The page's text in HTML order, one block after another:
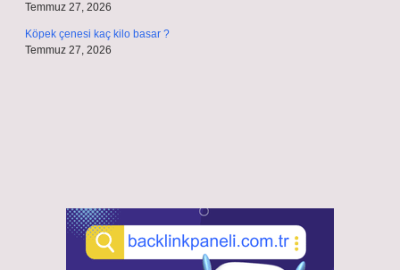
Temmuz 27, 2026
Köpek çenesi kaç kilo basar ?
Temmuz 27, 2026